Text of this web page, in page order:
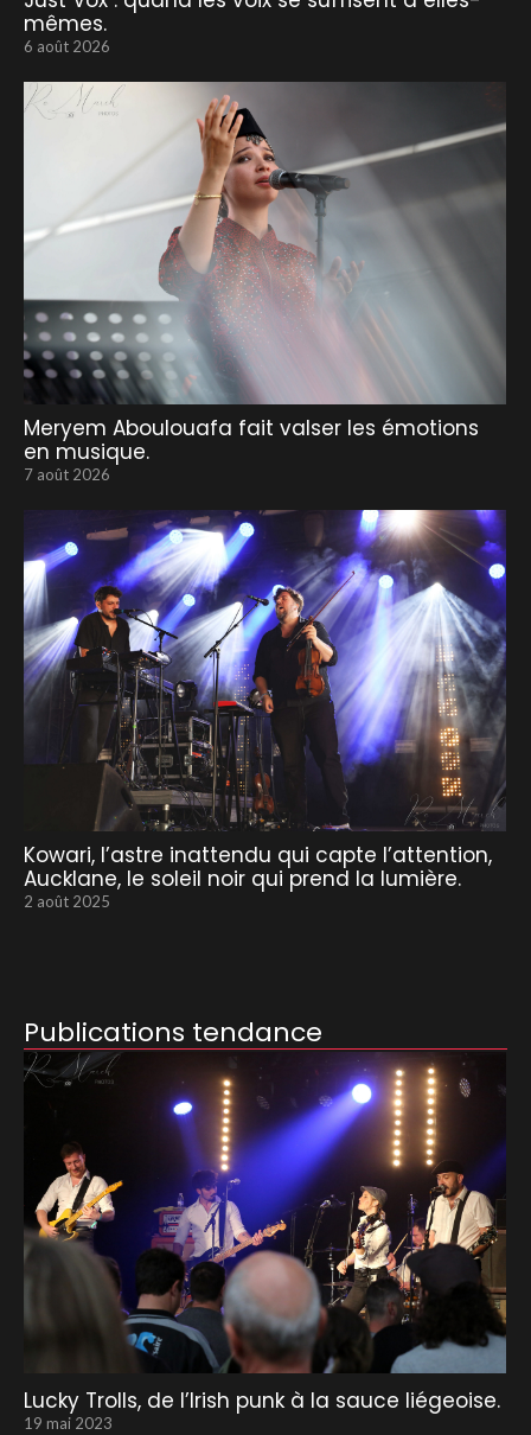
mêmes.
6 août 2026
Meryem Aboulouafa fait valser les émotions
en musique.
7 août 2026
Kowari, l’astre inattendu qui capte l’attention,
Aucklane, le soleil noir qui prend la lumière.
2 août 2025
Publications tendance
Lucky Trolls, de l’Irish punk à la sauce liégeoise.
19 mai 2023